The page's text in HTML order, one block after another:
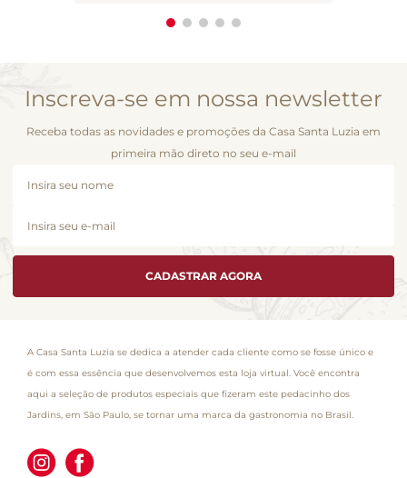
Inscreva-se em nossa newsletter
Receba todas as novidades e promoções da Casa Santa Luzia em
primeira mão direto no seu e-mail
CADASTRAR AGORA
A Casa Santa Luzia se dedica a atender cada cliente como se fosse único e
é com essa essência que desenvolvemos esta loja virtual. Você encontra
aqui a seleção de produtos especiais que fizeram este pedacinho dos
Jardins, em São Paulo, se tornar uma marca da gastronomia no Brasil.